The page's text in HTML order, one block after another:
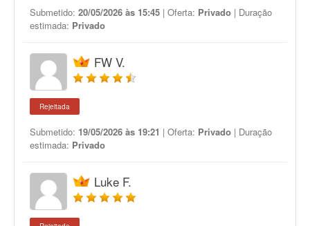
Submetido: 20/05/2026 às 15:45 | Oferta: Privado | Duração
estimada: Privado
FW V.
Rejeitada
Submetido: 19/05/2026 às 19:21 | Oferta: Privado | Duração
estimada: Privado
Luke F.